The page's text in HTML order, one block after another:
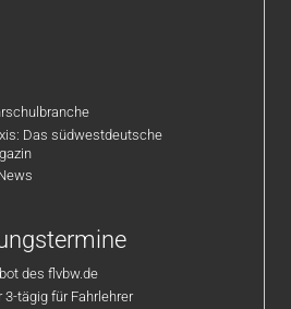
Das südwestdeutsche
des flvbw.de
tägig für Fahrlehrer